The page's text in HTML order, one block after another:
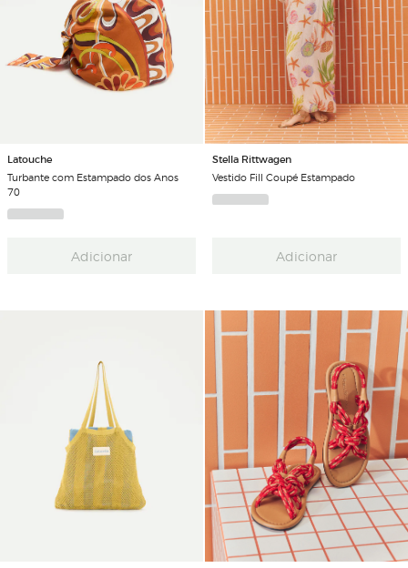
Latouche
Turbante com Estampado dos Anos
70
Adicionar
Stella Rittwagen
Vestido Fill Coupé Estampado
Adicionar